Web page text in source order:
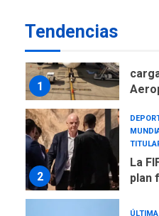
Tendencias
1
2
La
plan